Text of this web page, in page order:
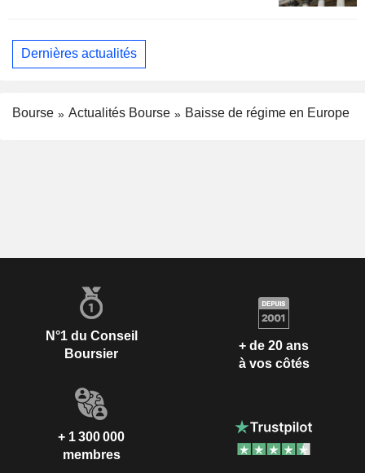
Dernières actualités
Bourse Actualités Bourse Baisse de régime en Europe
N°1 du Conseil
Boursier
+ de 20 ans
à vos côtés
+ 1 300 000
membres